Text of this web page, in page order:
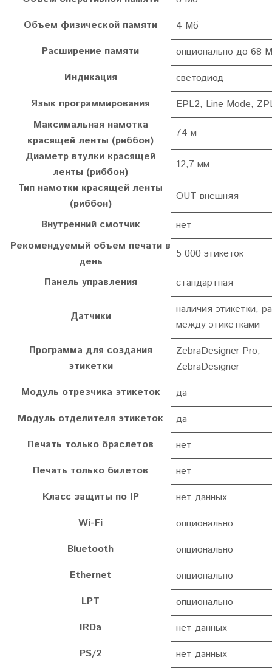
Объем физической памяти
4 Мб
Расширение памяти
опционально до 68
Индикация
светодиод
Язык программирования
EPL2, Line Mode,
Максимальная намотка
красящей ленты (риббон)
74 м
Диаметр втулки красящей
ленты (риббон)
12,7 мм
Тип намотки красящей ленты
(риббон)
OUT внешняя
Внутренний смотчик
нет
Рекомендуемый объем печати в
день
5 000 этикеток
Панель управления стандартная
Датчики
наличия этикетки,
между этикетками
Программа для создания
этикетки
ZebraDesigner Pro,
ZebraDesigner
Модуль отрезчика этикеток
да
Модуль отделителя этикеток
да
Печать только браслетов
нет
Печать только билетов
нет
Класс защиты по IP
нет данных
Wi-Fi
опционально
Bluetooth
опционально
Ethernet
опционально
LPT
опционально
IRDa
нет данных
PS/2
нет данных